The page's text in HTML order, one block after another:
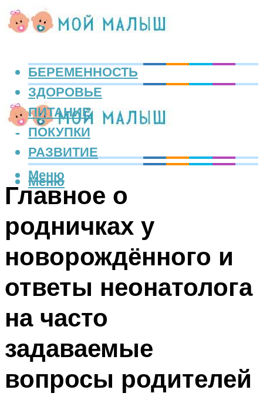
БЕРЕМЕННОСТЬ
ЗДОРОВЬЕ
ПИТАНИЕ
ПОКУПКИ
РАЗВИТИЕ
Меню
Меню
Главное о
родничках у
новорождённого и
ответы неонатолога
на часто
задаваемые
вопросы родителей